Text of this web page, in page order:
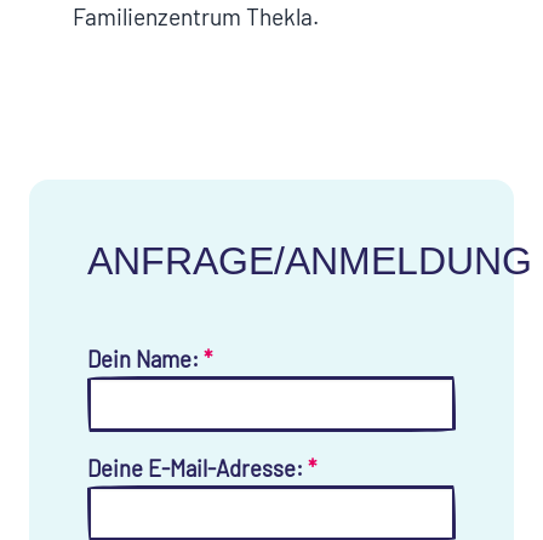
Familienzentrum Thekla.
ANFRAGE/ANMELDUNG
Dein Name: *
Deine E-Mail-Adresse: *